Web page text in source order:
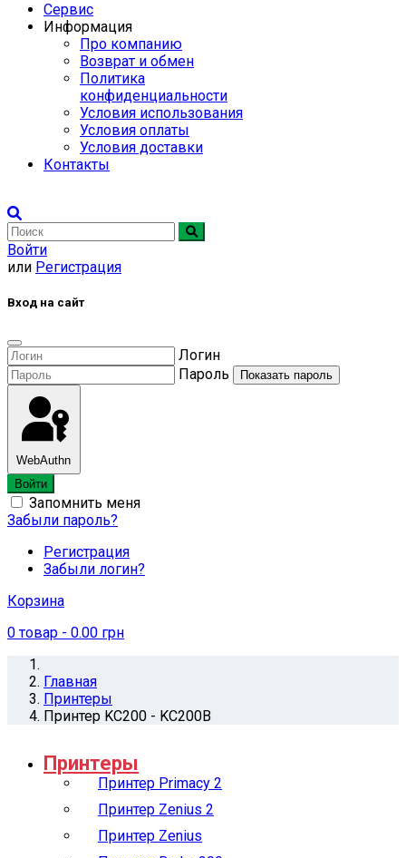
Сервис
Информация
Про компанию
Возврат и обмен
Политика
конфиденциальности
Условия использования
Условия оплаты
Условия доставки
Контакты
Войти
или Регистрация
Вход на сайт
Логин
Пароль
Показать пароль
WebAuthn
Войти
Запомнить меня
Забыли пароль?
Регистрация
Забыли логин?
Корзина
0 товар - 0.00 грн
Главная
Принтеры
Принтер KC200 - KC200B
Принтеры
Принтер Primacy 2
Принтер Zenius 2
Принтер Zenius